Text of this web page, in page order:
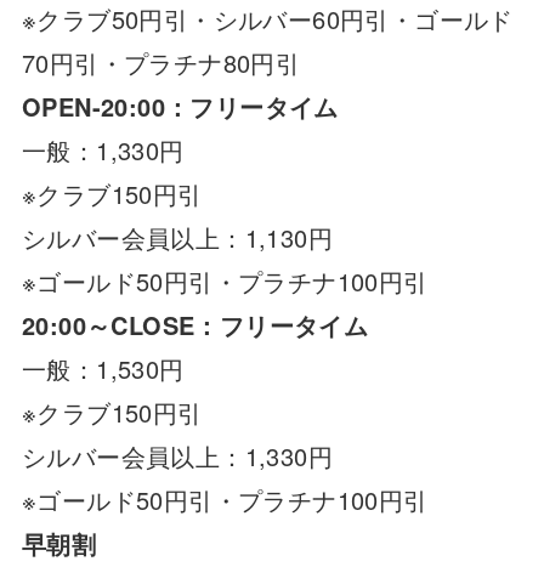
※クラブ50円引・シルバー60円引・ゴールド
70円引・プラチナ80円引
OPEN-20:00：フリータイム
一般：1,330円
※クラブ150円引
シルバー会員以上：1,130円
※ゴールド50円引・プラチナ100円引
20:00～CLOSE：フリータイム
一般：1,530円
※クラブ150円引
シルバー会員以上：1,330円
※ゴールド50円引・プラチナ100円引
早朝割